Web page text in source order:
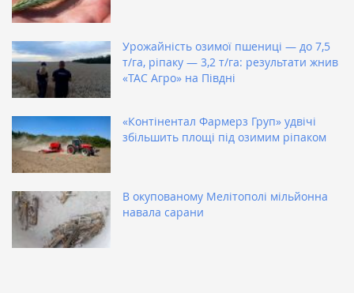
Урожайність озимої пшениці — до 7,5
т/га, ріпаку — 3,2 т/га: результати жнив
«ТАС Агро» на Півдні
«Контінентал Фармерз Груп» удвічі
збільшить площі під озимим ріпаком
В окупованому Мелітополі мільйонна
навала сарани